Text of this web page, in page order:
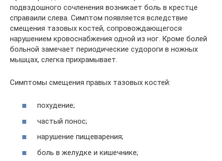
подвздошного сочленения возникает боль в крестце
справаили слева. Симптом появляется вследствие
смещения тазовых костей, сопровождающегося
нарушением кровоснабжения одной из ног. Кроме болей
больной замечает периодические судороги в ножных
мышцах, слегка прихрамывает.
Симптомы смещения правых тазовых костей:
похудение;
частый понос;
нарушение пищеварения;
боль в желудке и кишечнике;